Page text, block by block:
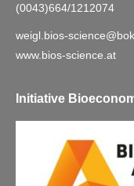
(0043)664/1212074
weigl.bios-
www.bios-science.at
Initiative